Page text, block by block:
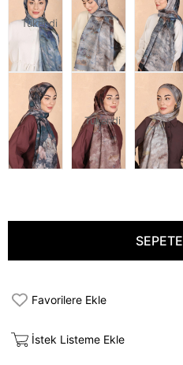
Tükendi
Tükendi
Favorilere Ekle
İstek Listeme Ekle